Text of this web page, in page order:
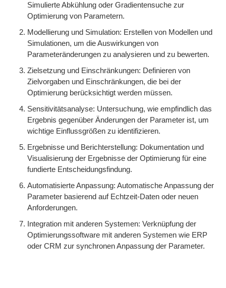
Simulierte Abkühlung oder Gradientensuche zur
Optimierung von Parametern.
Modellierung und Simulation: Erstellen von Modellen und
Simulationen, um die Auswirkungen von
Parameteränderungen zu analysieren und zu bewerten.
Zielsetzung und Einschränkungen: Definieren von
Zielvorgaben und Einschränkungen, die bei der
Optimierung berücksichtigt werden müssen.
Sensitivitätsanalyse: Untersuchung, wie empfindlich das
Ergebnis gegenüber Änderungen der Parameter ist, um
wichtige Einflussgrößen zu identifizieren.
Ergebnisse und Berichterstellung: Dokumentation und
Visualisierung der Ergebnisse der Optimierung für eine
fundierte Entscheidungsfindung.
Automatisierte Anpassung: Automatische Anpassung der
Parameter basierend auf Echtzeit-Daten oder neuen
Anforderungen.
Integration mit anderen Systemen: Verknüpfung der
Optimierungssoftware mit anderen Systemen wie ERP
oder CRM zur synchronen Anpassung der Parameter.